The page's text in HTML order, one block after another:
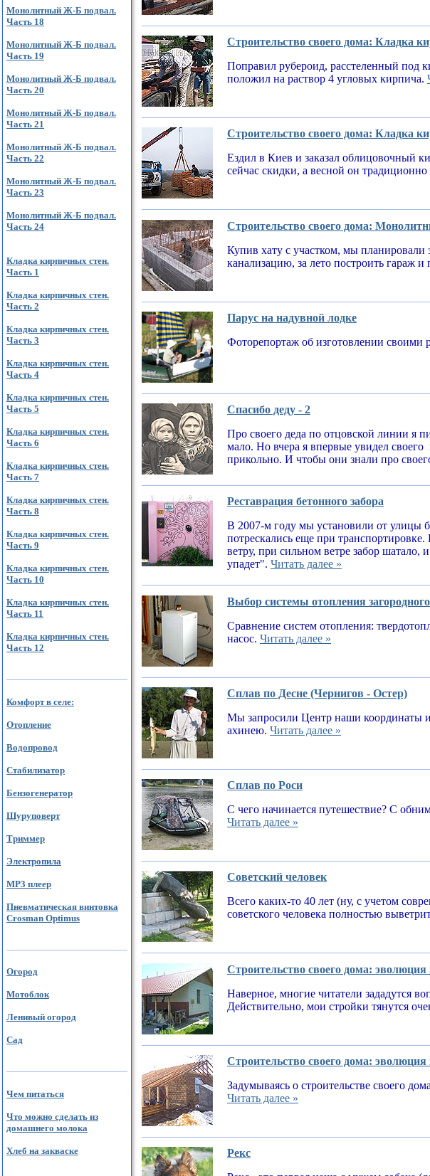
Монолитный Ж-Б подвал.
Часть 18
Монолитный Ж-Б подвал.
Часть 19
Монолитный Ж-Б подвал.
Часть 20
Монолитный Ж-Б подвал.
Часть 21
Монолитный Ж-Б подвал.
Часть 22
Монолитный Ж-Б подвал.
Часть 23
Монолитный Ж-Б подвал.
Часть 24
Кладка кирпичных стен.
Часть 1
Кладка кирпичных стен.
Часть 2
Кладка кирпичных стен.
Часть 3
Кладка кирпичных стен.
Часть 4
Кладка кирпичных стен.
Часть 5
Кладка кирпичных стен.
Часть 6
Кладка кирпичных стен.
Часть 7
Кладка кирпичных стен.
Часть 8
Кладка кирпичных стен.
Часть 9
Кладка кирпичных стен.
Часть 10
Кладка кирпичных стен.
Часть 11
Кладка кирпичных стен.
Часть 12
Комфорт в селе:
Отопление
Водопровод
Стабилизатор
Бензогенератор
Шуруповерт
Триммер
Электропила
MP3 плеер
Пневматическая винтовка
Crosman Optimus
Огород
Мотоблок
Ленивый огород
Сад
Чем питаться
Что можно сделать из
домашнего молока
Хлеб на закваске
Строительство своего дома: Кладка
Поправил рубероид, расстеленный под
положил на раствор 4 угловых кирпича.
Строительство своего дома: Кладка
Ездил в Киев и заказал облицовочный
сейчас скидки, а весной он традиционно
Строительство своего дома:
Купив хату с участком, мы планировали
канализацию, за лето построить гараж
Парус на надувной лодке
Фоторепортаж об изготовлении
Спасибо деду - 2
Про своего деда по отцовской линии я
мало. Но вчера я впервые увидел
прикольно. И чтобы они знали про
Реставрация бетонного забора
В 2007-м году мы установили от улицы
потрескались еще при
ветру, при сильном ветре забор шатало,
упадет". Читать далее »
Выбор системы отопления
Сравнение систем отопления:
насос. Читать далее »
Сплав по Десне (Чернигов - Остер)
Мы запросили Центр наши координаты
ахинею. Читать далее »
Сплав по Роси
С чего начинается путешествие? С
Читать далее »
Советский человек
Всего каких-то 40 лет (ну, с учетом
советского человека полностью
Строительство своего дома:
Наверное, многие читатели зададутся
Действительно, мои стройки тянутся
Строительство своего дома:
Задумываясь о строительстве своего
Читать далее »
Рекс